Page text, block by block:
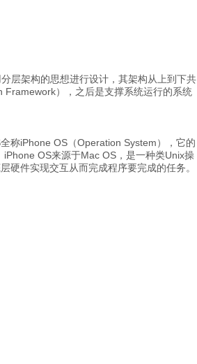
层架构的思想进行设计，其架构从上到下共
Framework），之后是支撑系统运行的系统
称iPhone OS（Operation System），它的
OS来源于Mac OS，是一种类Unix操
硬件实现交互从而完成程序要完成的任务。